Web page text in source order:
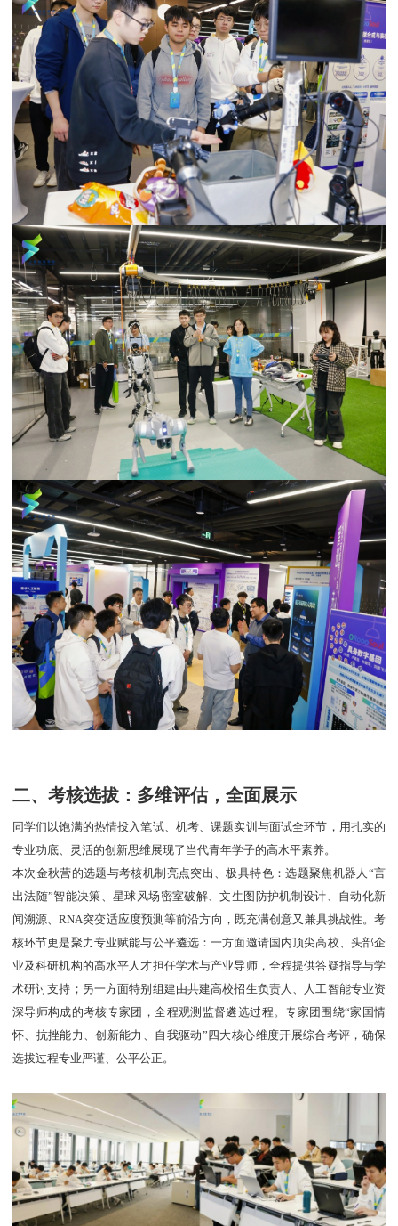
二、考核选拔：多维评估，全面展示
同学们以饱满的热情投入笔试、机考、课题实训与面试全环节，用扎实的
专业功底、灵活的创新思维展现了当代青年学子的高水平素养。
本次金秋营的选题与考核机制亮点突出、极具特色：选题聚焦机器人“言
出法随”智能决策、星球风场密室破解、文生图防护机制设计、自动化新
闻溯源、RNA突变适应度预测等前沿方向，既充满创意又兼具挑战性。考
核环节更是聚力专业赋能与公平遴选：一方面邀请国内顶尖高校、头部企
业及科研机构的高水平人才担任学术与产业导师，全程提供答疑指导与学
术研讨支持；另一方面特别组建由共建高校招生负责人、人工智能专业资
深导师构成的考核专家团，全程观测监督遴选过程。专家团围绕“家国情
怀、抗挫能力、创新能力、自我驱动”四大核心维度开展综合考评，确保
选拔过程专业严谨、公平公正。